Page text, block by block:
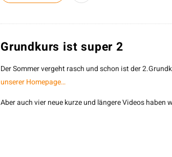
Grundkurs ist super 2
Der Sommer vergeht rasch und schon ist der
unserer Homepage…
Aber auch vier neue kurze und längere Videos haben